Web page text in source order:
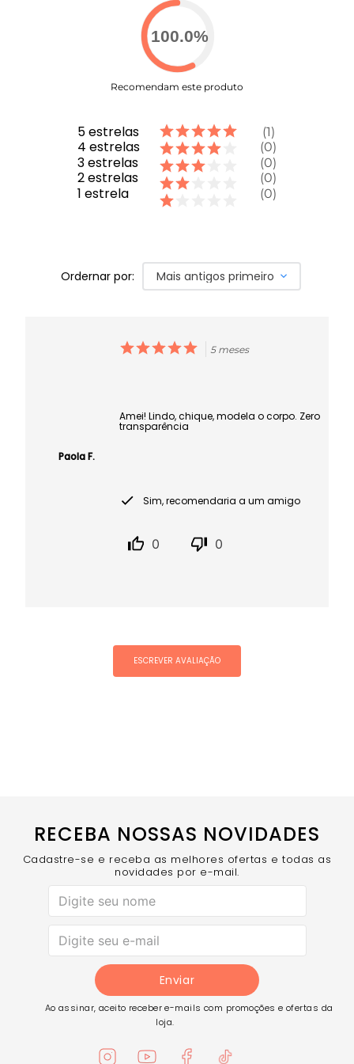
- Uma peça versátil que une elegância,
conforto e performance!
100.0%
Recomendam este produto
5estrelas
4 estrelas
3estrelas
2estrelas
1 estrela
1
0
0
0
0
Ordernar por: Mais antigos primeiro
Paola F.
5 meses
Amei! Lindo, chique, modela o corpo. Zero
transparência
Sim, recomendaria a um amigo
0 0
ESCREVER AVALIAÇÃO
RECEBA NOSSAS NOVIDADES
Cadastre-se e receba as melhores ofertas e todas as
novidades por e-mail.
Enviar
Ao assinar, aceito receber e-mails com promoções e ofertas da
loja.